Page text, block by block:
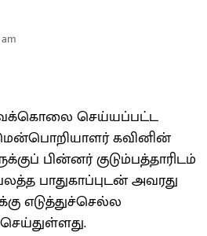
am
செய்யப்பட்ட
மென்பொறியாளர் கவினின்
பின்னர் குடும்பத்தாரிடம்
பாதுகாப்புடன் அவரது
எடுத்துச்செல்ல